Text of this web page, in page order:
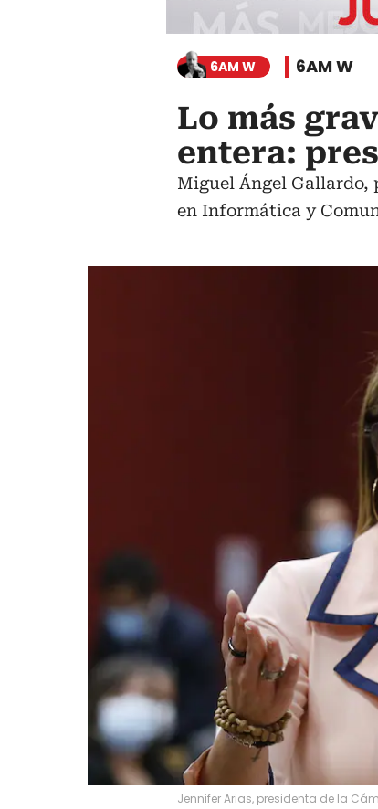
6AM W 6AM W
Lo más
entera:
Miguel Ángel Gallardo,
en Informática y
Jennifer Arias, presidenta de la